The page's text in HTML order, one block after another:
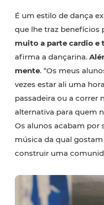
É um estilo de dança
que lhe traz benefícios
muito a parte cardio e
afirma a dançarina.
mente. “Os meus
vezes estar ali uma
passadeira ou a correr
alternativa para quem
Os alunos acabam por
música da qual
construir uma